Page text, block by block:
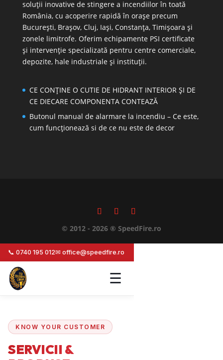
soluții inovative de stingere a incendiilor în toată
România, cu acoperire rapidă în orașe precum
București, Brașov, Cluj, Iași, Constanța, Timișoara și
zonele limitrofe. Oferim echipamente PSI certificate
și intervenție specializată pentru centre comerciale,
depozite, hale industriale și instituții.
CE CONȚINE O CUTIE DE HIDRANT INTERIOR ȘI DE
CE DIECARE COMPONENTA CONTEAZĂ
Butonul manual de alarmare la incendiu – Ce este,
cum funcționează si de ce nu este de decor
© 2012 - 2026 ® SpeedFire.ro